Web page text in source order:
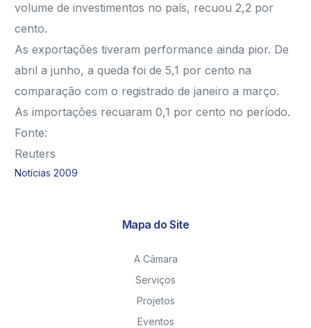
volume de investimentos no país, recuou 2,2 por
cento.
As exportações tiveram performance ainda pior. De
abril a junho, a queda foi de 5,1 por cento na
comparação com o registrado de janeiro a março.
As importações recuaram 0,1 por cento no período.
Fonte:
Reuters
Notícias 2009
Mapa do Site
A Câmara
Serviços
Projetos
Eventos